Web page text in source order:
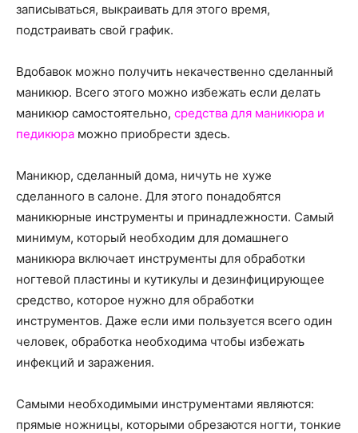
записываться, выкраивать для этого время,
подстраивать свой график.
Вдобавок можно получить некачественно сделанный
маникюр. Всего этого можно избежать если делать
маникюр самостоятельно, средства для маникюра и
педикюра можно приобрести здесь.
Маникюр, сделанный дома, ничуть не хуже
сделанного в салоне. Для этого понадобятся
маникюрные инструменты и принадлежности. Самый
минимум, который необходим для домашнего
маникюра включает инструменты для обработки
ногтевой пластины и кутикулы и дезинфицирующее
средство, которое нужно для обработки
инструментов. Даже если ими пользуется всего один
человек, обработка необходима чтобы избежать
инфекций и заражения.
Самыми необходимыми инструментами являются:
прямые ножницы, которыми обрезаются ногти, тонкие